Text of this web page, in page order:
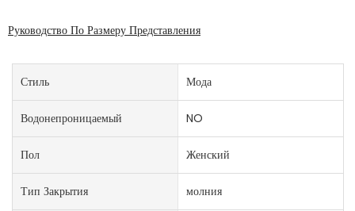
Руководство По Размеру Представления
Стиль Мода
Водонепроницаемый NO
Пол Женский
Тип Закрытия молния